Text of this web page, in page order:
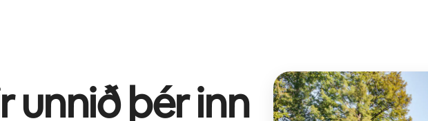
unnið þér inn